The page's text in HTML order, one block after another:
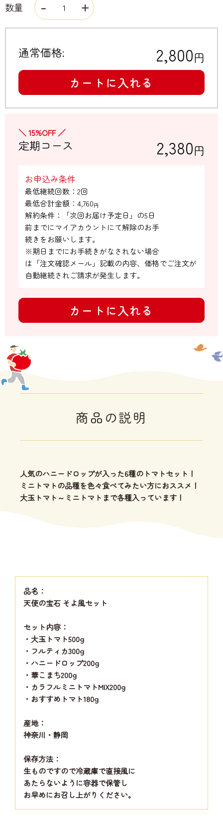
数量
通常価格: 2,800円
カートに入れる
＼ 15%OFF ／
定期コース 2,380円
お申込み条件
最低継続回数：2回
最低合計金額： 4,760円
解約条件：「次回お届け予定日」の5日
前までにマイアカウントにて解除のお手
続きをお願いします。
※期日までにお手続きがなされない場合
は「注文確認メール」記載の内容、価格でご注文が
自動継続されご請求が発生します。
カートに入れる
商品の説明
人気のハニードロップが入った6種のトマトセット！
ミニトマトの品種を色々食べてみたい方におススメ！
大玉トマト～ミニトマトまで各種入っています！
品名：
天使の宝石 そよ風セット
セット内容：
・大玉トマト500g
・フルティカ300g
・ハニードロップ200g
・華こまち200g
・カラフルミニトマトMIX200g
・おすすめトマト180g
産地：
神奈川・静岡
保存方法：
生ものですので冷蔵庫で直接風に
あたらないように容器で保管し
お早めにお召し上がりください。